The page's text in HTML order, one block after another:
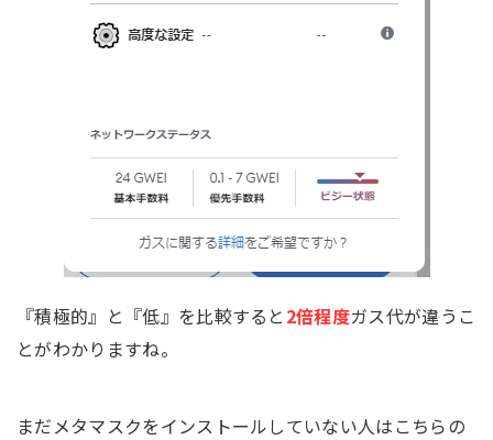
『積極的』と『低』を比較すると 2倍程度ガス代が違うこ
とがわかりますね。
まだメタマスクをインストールしていない人はこちらの